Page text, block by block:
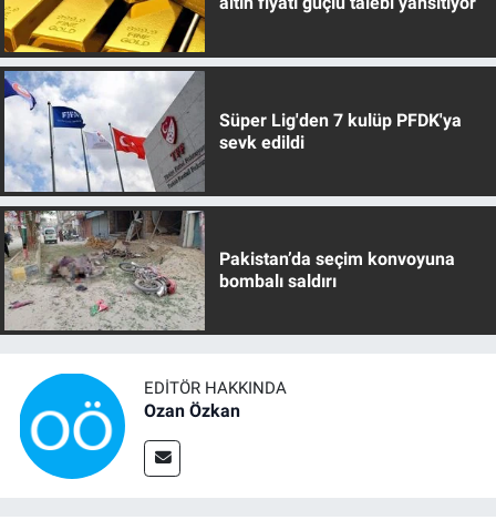
Süper Lig'den 7 kulüp PFDK'ya
sevk edildi
Pakistan’da seçim konvoyuna
bombalı saldırı
EDITÖR HAKKINDA
Ozan Özkan